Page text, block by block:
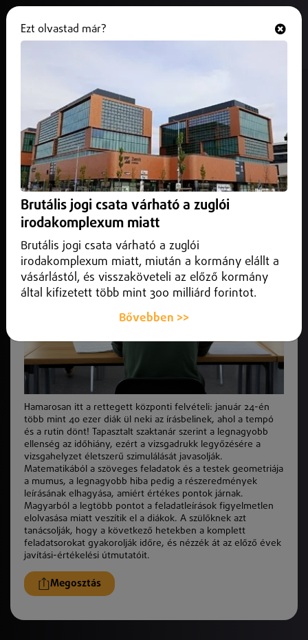
Hamarosan itt a rettegett központi
felvételi
2025. december 13.Belföld
Hamarosan itt a rettegett központi felvételi: január 24-én
és a rutin dönt!
Hamarosan itt a rettegett központi felvételi: január 24-én
több mint 40 ezer diák ül neki az írásbelinek, ahol a tempó
és a rutin dönt! Tapasztalt szaktanár szerint a legnagyobb
ellenség az időhiány, ezért a vizsgadrukk legyőzésére a
vizsgahelyzet életszerű szimulálását javasolják.
Matematikából a szöveges feladatok és a testek geometriája
a mumus, a legnagyobb hiba pedig a részeredmények
leírásának elhagyása, amiért értékes pontok járnak.
Magyarból a legtöbb pontot a feladatleírások figyelmetlen
elolvasása miatt veszítik el a diákok. A szülőknek azt
tanácsolják, hogy a következő hetekben a komplett
feladatsorokat gyakorolják időre, és nézzék át az előző évek
javítási-értékelési útmutatóit.
Megosztás
Ezt olvastad már?
Brutális jogi csata várható a zuglói
irodakomplexum miatt
Brutális jogi csata várható a zuglói
irodakomplexum miatt, miután a kormány elállt a
vásárlástól, és visszaköveteli az előző kormány
által kifizetett több mint 300 milliárd forintot.
Bővebben >>